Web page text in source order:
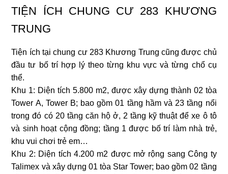
TIỆN ÍCH CHUNG CƯ 283 KHƯƠNG
TRUNG
Tiện ích tại chung cư 283 Khương Trung cũng được chủ
đầu tư bố trí hợp lý theo từng khu vực và từng chổ cụ
thể.
Khu 1: Diện tích 5.800 m2, được xây dựng thành 02 tòa
Tower A, Tower B; bao gồm 01 tầng hầm và 23 tầng nổi
trong đó có 20 tầng căn hộ ở, 2 tầng kỹ thuật để xe ô tô
và sinh hoạt cộng đồng; tầng 1 được bố trí làm nhà trẻ,
khu vui chơi trẻ em…
Khu 2: Diện tích 4.200 m2 được mở rộng sang Công ty
Talimex và xây dựng 01 tòa Star Tower; bao gồm 02 tầng